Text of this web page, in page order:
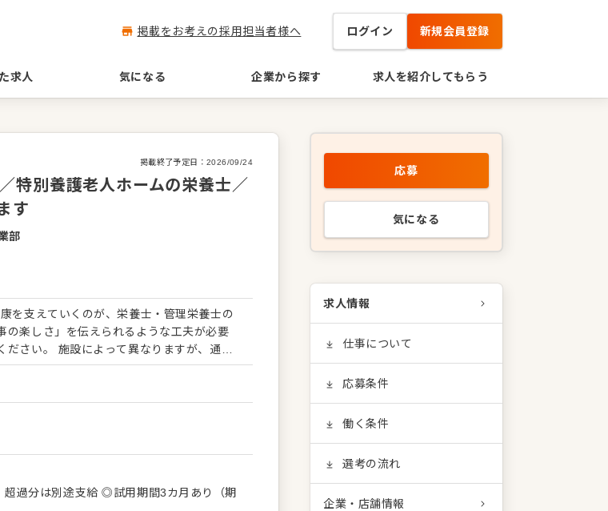
掲載をお考えの採用担当者様へ ログイン 新規会員登録
求人 気になる 企業から探す 求人を紹介してもらう
掲載終了予定日： 2026/09/24
特別養護老人ホームの栄養士／
す
部
を支えていくのが、栄養士・管理栄養士の
の楽しさ」を伝えられるような工夫が必要
さい。 施設によって異なりますが、通常
画から携わっていただくこともあります！
タッフと共に調理業務 ・施設担当者や本
ルに合わせた業務
ましょう。成長をサポートする体制もあ
す。 ゆくゆくは、ステップアップもめざせ
過分は別途支給 ◎試用期間3カ月あり（期
応募
気になる
求人情報
仕事について
応募条件
働く条件
選考の流れ
企業・店舗情報